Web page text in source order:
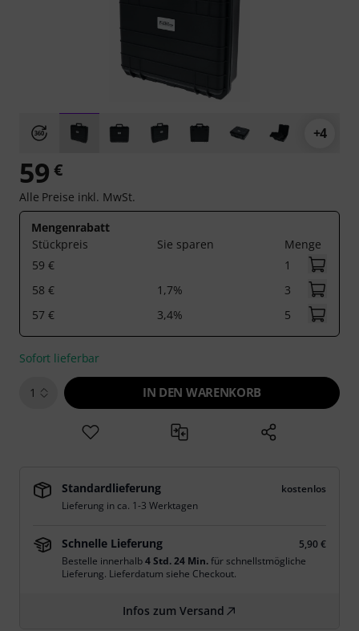
+4
59 €
Alle Preise inkl. MwSt.
Mengenrabatt
Stückpreis
Sie sparen
Menge
59 €
1
58 €
1,7%
3
57 €
3,4% 5
Sofort lieferbar
1 IN DEN WARENKORB
Standardlieferung
kostenlos
Lieferung in ca. 1-3 Werktagen
Schnelle Lieferung
5,90 €
Bestelle innerhalb4 Std. 24 Min.für schnellstmögliche
Lieferung. Lieferdatum siehe Checkout.
Infos zum Versand